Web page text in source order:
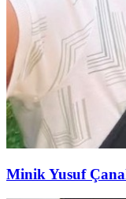
Minik Yusuf